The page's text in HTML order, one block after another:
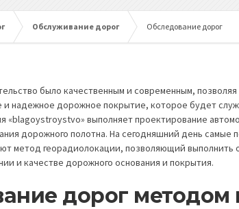
Обслуживание дорог Обследование дорог
было качественным и современным,
и надежное дорожное покрытие, которое будет
выполняет проектирование
дорожного полотна. На сегодняшний день
метод георадиолокации, позволяющий выполнить
и качестве дорожного основания и покрытия.
дорог методом